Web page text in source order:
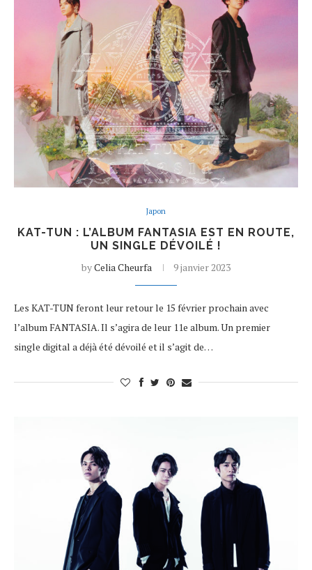
Japon
KAT-TUN : L’ALBUM FANTASIA EST EN ROUTE,
UN SINGLE DÉVOILÉ !
byCelia Cheurfa 9 janvier 2023
Les KAT-TUN feront leur retour le 15 février prochain avec
l’album FANTASIA. Il s’agira de leur 11e album. Un premier
single digital a déjà été dévoilé et il s’agit de…